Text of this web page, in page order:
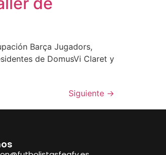
Barça Jugadors,
de DomusVi Claret y
Siguiente →